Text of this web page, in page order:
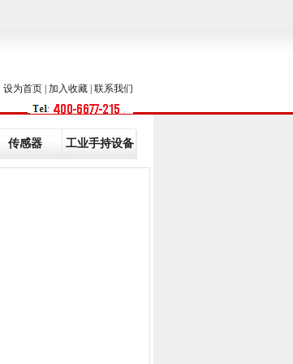
设为首页 加入收藏 | 联系我们
传感器 工业手持设备